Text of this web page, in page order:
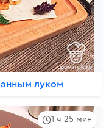
луком
1 ч 25 мин